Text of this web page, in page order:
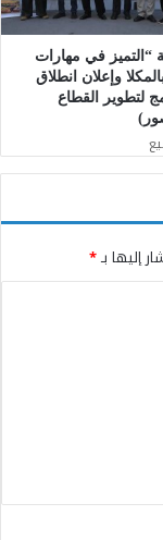
“التميز في مهارات
وإعلان انطلاق
لتطوير القطاع
إليها بـ*